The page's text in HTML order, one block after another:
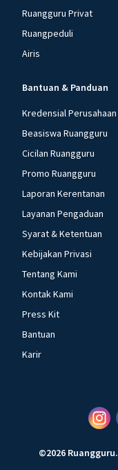
Ruangguru Privat
Ruangpeduli
Airis
Bantuan & Panduan
Kredensial Perusahaan
Beasiswa Ruangguru
Cicilan Ruangguru
Promo Ruangguru
Laporan Kerentanan
Layanan Pengaduan
Syarat & Ketentuan
Kebijakan Privasi
Tentang Kami
Kontak Kami
Press Kit
Bantuan
Karir
©2026 Ruangguru.